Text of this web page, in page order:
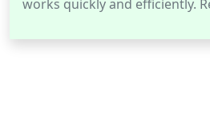
works quickly and efficiently.